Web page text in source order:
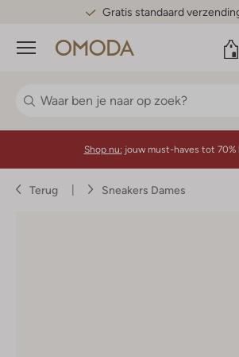
Gratis standaard
Menu
Shop nu: jouw must-haves tot 70%
Terug Sneakers Dames